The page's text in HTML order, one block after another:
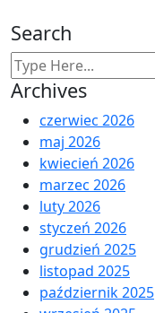
Search
Archives
czerwiec 2026
maj 2026
kwiecień 2026
marzec 2026
luty 2026
styczeń 2026
grudzień 2025
listopad 2025
październik 2025